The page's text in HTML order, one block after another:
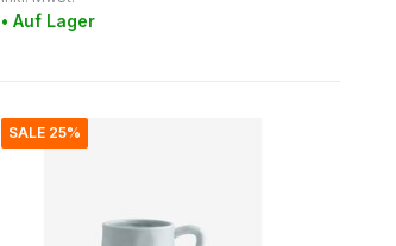
• Auf Lager
SALE 25%